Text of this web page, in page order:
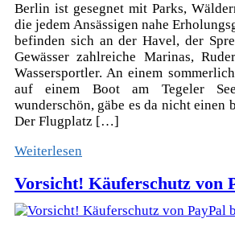
Berlin ist gesegnet mit Parks,
die jedem Ansässigen nahe
befinden sich an der Havel, der
Gewässer zahlreiche Marinas,
Wassersportler. An einem
auf einem Boot am Tegeler
wunderschön, gäbe es da nicht einen
Der Flugplatz […]
Weiterlesen
Vorsicht! Käuferschutz von